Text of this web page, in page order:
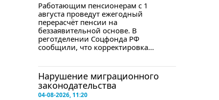
Работающим пенсионерам с 1
августа проведут ежегодный
перерасчёт пенсии на
беззаявительной основе. В
реготделении Соцфонда РФ
сообщили, что корректировка...
Нарушение миграционного
законодательства
04-08-2026, 11:20